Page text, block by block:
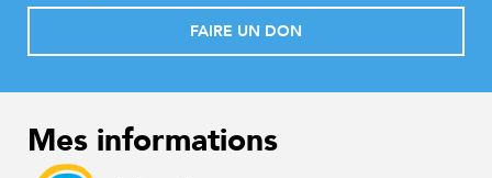
FAIRE UN DON
Mes informations